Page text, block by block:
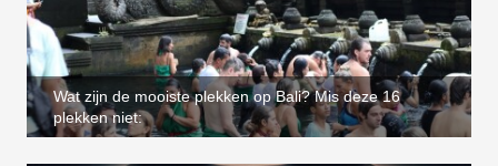
Wat zijn de mooiste plekken op Bali? Mis deze 16
plekken niet: